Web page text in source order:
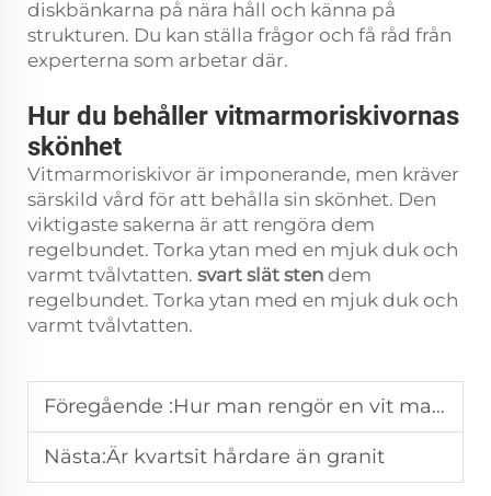
diskbänkarna på nära håll och känna på
strukturen. Du kan ställa frågor och få råd från
experterna som arbetar där.
Hur du behåller vitmarmoriskivornas
skönhet
Vitmarmoriskivor är imponerande, men kräver
särskild vård för att behålla sin skönhet. Den
viktigaste sakerna är att rengöra dem
regelbundet. Torka ytan med en mjuk duk och
varmt tvålvtatten. svart slät sten dem
regelbundet. Torka ytan med en mjuk duk och
varmt tvålvtatten.
Föregående :Hur man rengör en vit marmorbraskamin
Nästa:Är kvartsit hårdare än granit